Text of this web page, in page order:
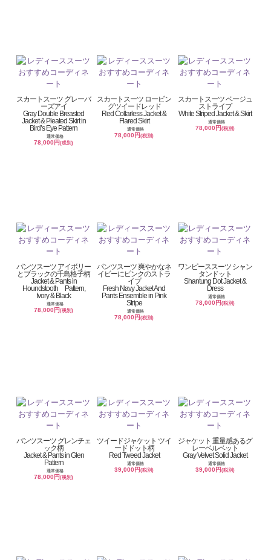
スカートスーツ グレーバ
ーズアイ
Gray Double Breasted
Jacket & Pleated Skirt in
Bird’s Eye Pattern
通常価格
78,000円(税別)
スカートスーツ ロービン
グツイードレッド
Red Collarless Jacket &
Flared Skirt
通常価格
78,000円(税別)
スカートスーツ ベージュ
ストライプ
White Striped Jacket & Skirt
通常価格
78,000円 (税別)
パンツスーツ アイボリー
とブラックの千鳥格子柄
Jacket & Pants in
Houndstooth Pattern,
Ivory & Black
通常価格
78,000円(税別)
パンツスーツ 爽やかなネ
イビーにピンクのストラ
イプ
Fresh Navy Jacket And
Pants Ensemble in Pink
Stripe
通常価格
78,000円(税別)
ワンピーススーツ シャン
タンドット
Shantung Dot Jacket &
Dress
通常価格
78,000円 (税別)
パンツスーツ グレンチェ
ック柄
Jacket & Pants in Glen
Pattern
通常価格
78,000円(税別)
ツイードジャケット ツイ
ードドット柄
Red Tweed Jacket
通常価格
39,000円(税別)
ジャケット 重量感あるグ
レーベルベット
Gray Velvet Solid Jacket
通常価格
39,000円 (税別)